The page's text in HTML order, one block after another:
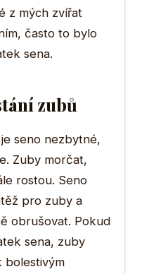
z mých zvířat
často to bylo
sena.
zubů
seno nezbytné,
Zuby morčat,
rostou. Seno
pro zuby a
obrušovat. Pokud
sena, zuby
bolestivým